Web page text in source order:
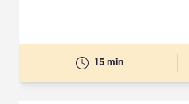
15 min